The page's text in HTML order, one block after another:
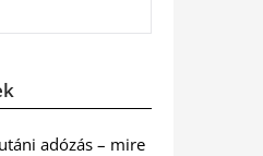
adózás – mire